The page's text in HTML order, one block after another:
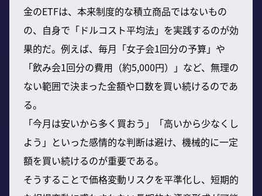
金のETFは、本来制度的な積立商品ではないもの
の、自身で「ドルコスト平均法」を実践するのが効
果的だ。例えば、毎月「女子会1回分の予算」や
「飲み会1回分の費用（約5,000円）」など、無理の
ない範囲で決まった金額や口数を買い続けるのであ
る。
「今月は安いから多く買おう」「高いから少なくし
よう」といった感情的な判断は避け、機械的に一定
額を買い続けるのが重要である。
そうすることで価格変動リスクを平準化し、短期的